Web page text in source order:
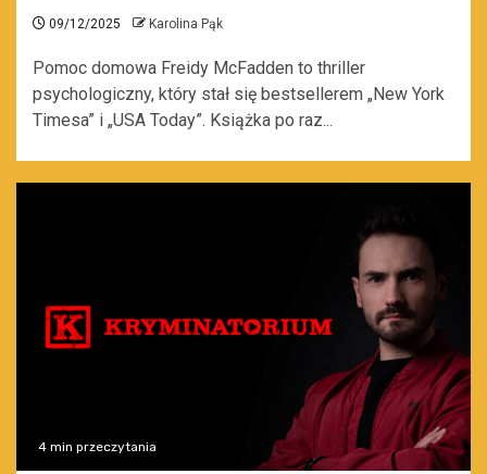
09/12/2025 Karolina Pąk
Pomoc domowa Freidy McFadden to thriller
psychologiczny, który stał się bestsellerem „New York
Timesa” i „USA Today”. Książka po raz...
4 min przeczytania